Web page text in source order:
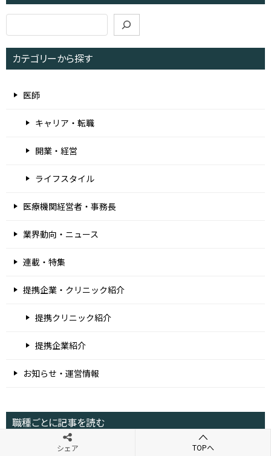
索
カテゴリーから探す
医師
キャリア・転職
開業・経営
ライフスタイル
医療機関経営者・事務長
業界動向・ニュース
連載・特集
提携企業・クリニック紹介
提携クリニック紹介
提携企業紹介
お知らせ・運営情報
職種ごとに記事を読む
シェア TOPへ